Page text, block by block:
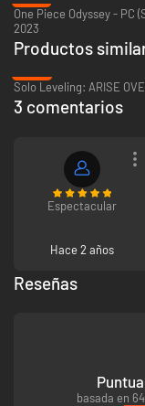
One Piece Odyssey - PC
2023
Productos
3 comentarios
Espectacular
Hace 2 años
Reseñas
basada en